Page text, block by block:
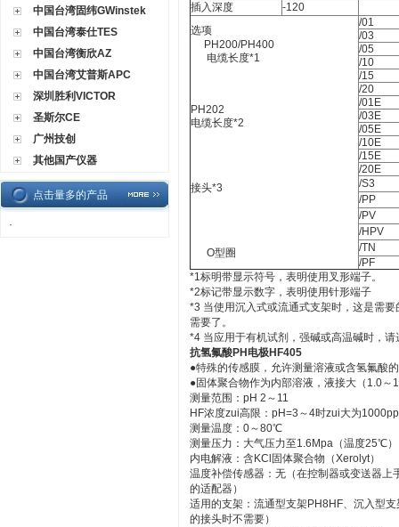
中国台湾固纬GWinstek
中国台湾泰仕TES
中国台湾衡欣AZ
中国台湾艾普斯APC
深圳胜利VICTOR
圣斯尔CE
广州技创
其他国产仪器
点击量多的产品
·
插入深度
-120
选项
PH200/PH400
电缆长度*1
PH202
电缆长度*2
接头*3
O型圈
/01
/03
/05
/10
/15
/20
/01E
/03E
/05E
/10E
/15E
/20E
/S3
/PP
/PV
/HPV
/TN
/PF
*1标明带显示符号，表明使用叉形端子。
*2标记带显示数字，表明使用针形端子
*3 当使用沉入式或流通式支架时，这是需
需要了。
*4 当应用于有机试剂，强碱或高温碱时，
抗氢氟酸PH电极HF405
●特殊的传感膜，允许测量溶液或含氢氟酸
●固体聚合物作为内部溶液，液接大（1.0～
测量范围：pH 2～11
HF浓度zui高限：pH=3～4时zui大为
测量温度：0～80℃
测量压力：大气压力至1.6Mpa（温度25℃
内电解液：含KCl固体聚合物（Xerolyt）
温度补偿传感器：无（在控制器或变送器
的适配器）
适用的支架：流通型支架PH8HF、沉入型
的接头时不需要）